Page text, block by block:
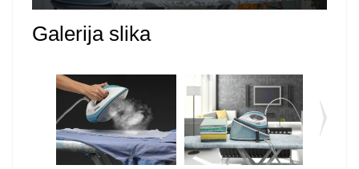
Galerija slika